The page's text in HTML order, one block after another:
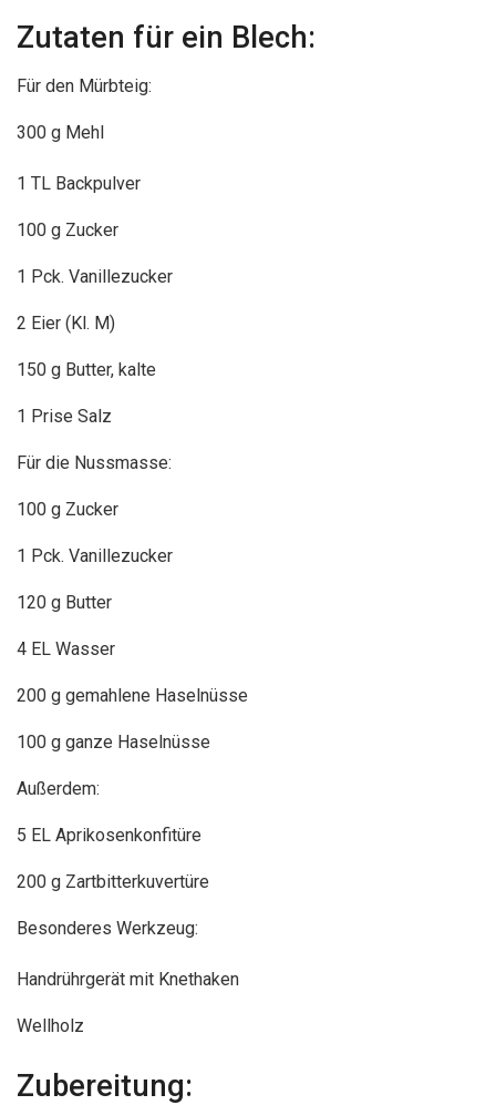
Zutaten für ein Blech:
Für den Mürbteig:
300 g Mehl
1 TL Backpulver
100 g Zucker
1 Pck. Vanillezucker
2 Eier (Kl. M)
150 g Butter, kalte
1 Prise Salz
Für die Nussmasse:
100 g Zucker
1 Pck. Vanillezucker
120 g Butter
4 EL Wasser
200 g gemahlene Haselnüsse
100 g ganze Haselnüsse
Außerdem:
5 EL Aprikosenkonfitüre
200 g Zartbitterkuvertüre
Besonderes Werkzeug:
Handrührgerät mit Knethaken
Wellholz
Zubereitung: